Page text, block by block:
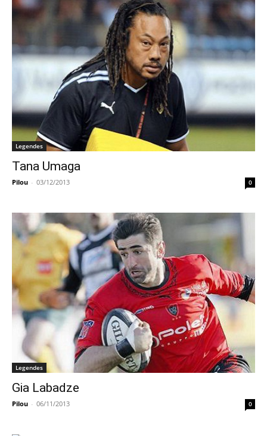
Legendes
Tana Umaga
Pilou - 03/12/2013 0
Legendes
Gia Labadze
Pilou - 06/11/2013 0